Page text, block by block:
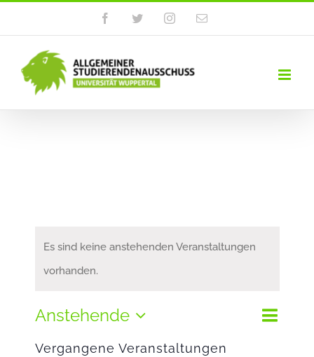
Inhalt
springen
FacebookTwitterInstagram
E-
Es sind keine anstehenden Veranstaltungen
vorhanden.
Suche
Liste
Anstehende
Datum
Vergangene Veranstaltungen